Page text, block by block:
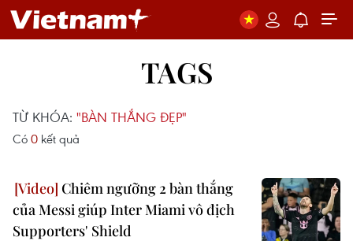
TAGS
TỪ KHÓA: "BÀN THẮNG ĐẸP"
Có 0 kết quả
Chiêm ngưỡng 2 bàn thắng
của Messi giúp Inter Miami vô địch
Supporters' Shield